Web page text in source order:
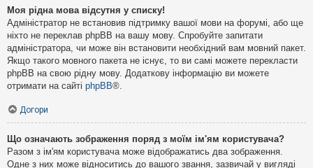
Моя рідна мова відсутня у списку!
Адміністратор не встановив підтримку вашої мови на форумі, або ще
ніхто не переклав phpBB на вашу мову. Спробуйте запитати
адміністратора, чи може він встановити необхідний вам мовний пакет.
Якщо такого мовного пакета не існує, то ви самі можете перекласти
phpBB на свою рідну мову. Додаткову інформацію ви можете
отримати на сайті phpBB®.
Догори
Що означають зображення поряд з моїм ім'ям користувача?
Разом з ім'ям користувача може відображатись два зображення.
Одне з них може відноситись до вашого звання, зазвичай у вигляді